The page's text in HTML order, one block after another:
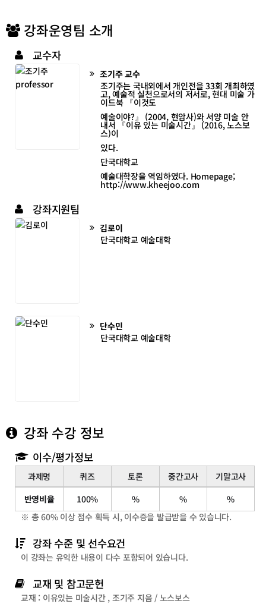
강좌운영팀 소개
교수자
조기주교수
조기주는 국내외에서 개인전을 33회 개최하였
고, 예술적 실천으로서의 저서로, 현대 미술 가
이드북 『이것도
예술이야?』 (2004, 현암사)와 서양 미술 안
내서 『이유 있는 미술시간』 (2016, 노스보
스)이
있다.
단국대학교
예술대학장을 역임하였다. Homepage;
http://www.kheejoo.com
강좌지원팀
김로이
단국대학교 예술대학
단수민
단국대학교 예술대학
강좌 수강 정보
이수/평가정보
정
보
과제명 퀴즈 토론 중간고사
기말고사
반영비율
100% % %
%
※ 총 60% 이상 점수 획득 시, 이수증을 발급받을 수 있습니다.
강좌 수준 및 선수요건
이 강좌는 유익한 내용이 다수 포함되어 있습니다.
교재 및 참고문헌
교재 : 이유있는 미술시간 , 조기주 지음 / 노스보스